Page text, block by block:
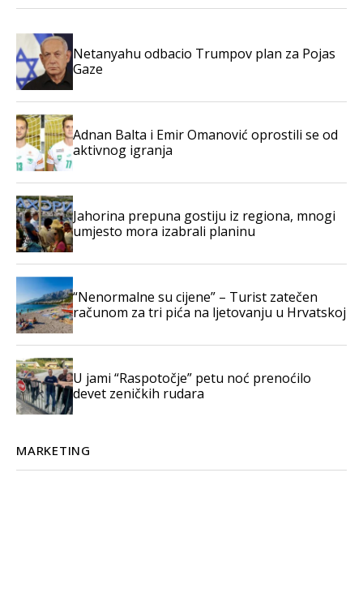
Netanyahu odbacio Trumpov plan za Pojas
Gaze
Adnan Balta i Emir Omanović oprostili se od
aktivnog igranja
Jahorina prepuna gostiju iz regiona, mnogi
umjesto mora izabrali planinu
“Nenormalne su cijene” – Turist zatečen
računom za tri pića na ljetovanju u Hrvatskoj
U jami “Raspotočje” petu noć prenoćilo
devet zeničkih rudara
MARKETING